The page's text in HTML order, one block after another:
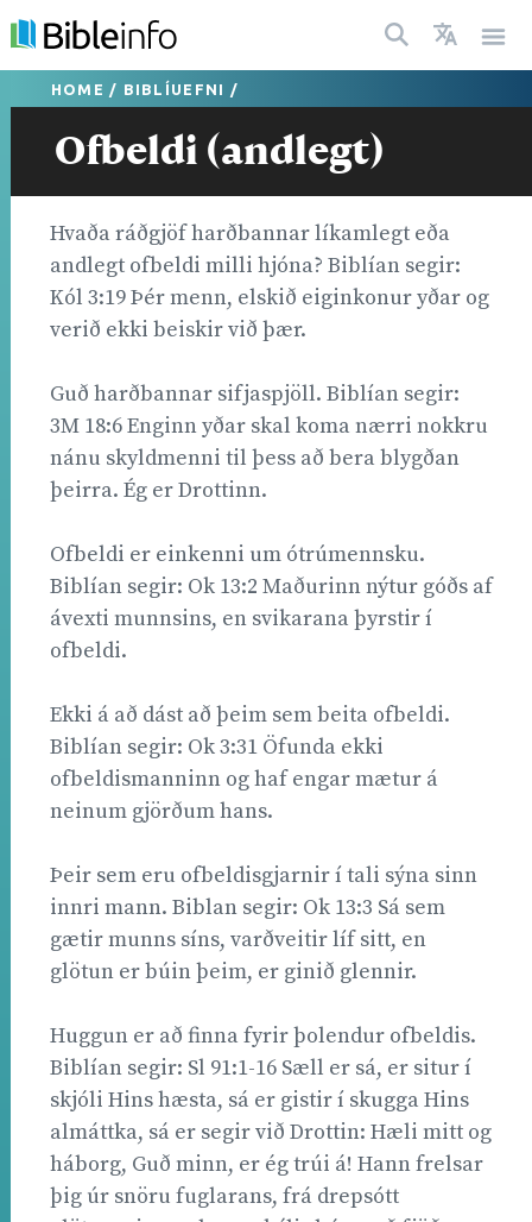
HOME / BIBLÍUEFNI /
Ofbeldi (andlegt)
Hvaða ráðgjöf harðbannar líkamlegt eða
andlegt ofbeldi milli hjóna? Biblían segir:
Kól 3:19 Þér menn, elskið eiginkonur yðar og
verið ekki beiskir við þær.
Guð harðbannar sifjaspjöll. Biblían segir:
3M 18:6 Enginn yðar skal koma nærri nokkru
nánu skyldmenni til þess að bera blygðan
þeirra. Ég er Drottinn.
Ofbeldi er einkenni um ótrúmennsku.
Biblían segir: Ok 13:2 Maðurinn nýtur góðs af
ávexti munnsins, en svikarana þyrstir í
ofbeldi.
Ekki á að dást að þeim sem beita ofbeldi.
Biblían segir: Ok 3:31 Öfunda ekki
ofbeldismanninn og haf engar mætur á
neinum gjörðum hans.
Þeir sem eru ofbeldisgjarnir í tali sýna sinn
innri mann. Biblan segir: Ok 13:3 Sá sem
gætir munns síns, varðveitir líf sitt, en
glötun er búin þeim, er ginið glennir.
Huggun er að finna fyrir þolendur ofbeldis.
Biblían segir: Sl 91:1-16 Sæll er sá, er situr í
skjóli Hins hæsta, sá er gistir í skugga Hins
almáttka, sá er segir við Drottin: Hæli mitt og
háborg, Guð minn, er ég trúi á! Hann frelsar
þig úr snöru fuglarans, frá drepsótt